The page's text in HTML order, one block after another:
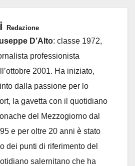
Redazione
D’Alto: classe 1972,
professionista
2001. Ha iniziato,
dalla passione per lo
la gavetta con il quotidiano
del Mezzogiorno dal
e per oltre 20 anni è stato
dei punti di riferimento del
salernitano che ha